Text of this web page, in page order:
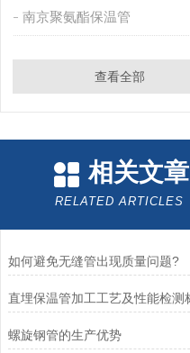
南京聚氨酯保温管
查看全部
相关文章
RELATED ARTICLES
如何避免无缝管出现质量问题?
螺旋钢管的生产优势